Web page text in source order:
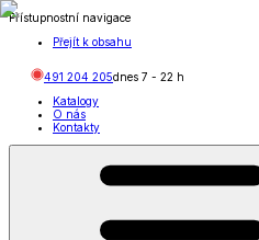
Přístupnostní navigace
Přejít k obsahu
491 204 205dnes 7 - 22 h
Katalogy
O nás
Kontakty